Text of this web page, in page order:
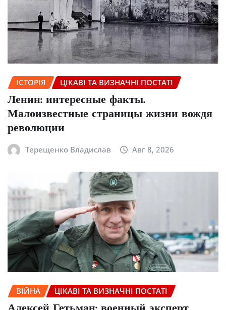
ІСТОРІЯ ЦІКАВІ ТА ВИЗНАЧНІ ПОСТАТІ
Ленин: интересные факты.
Малоизвестные страницы жизни вождя
революции
Терещенко Владислав Авг 8, 2026
ВІЙНА ЦІКАВІ ТА ВИЗНАЧНІ ПОСТАТІ